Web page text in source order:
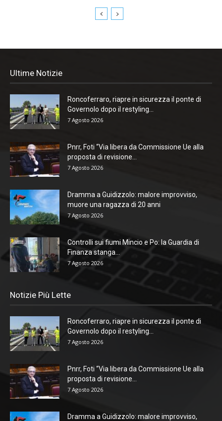
Ultime Notizie
Roncoferraro, riapre in sicurezza il ponte di
Governolo dopo il restyling...
7 Agosto 2026
Pnrr, Foti “Via libera da Commissione Ue alla
proposta di revisione...
7 Agosto 2026
Dramma a Guidizzolo: malore improvviso,
muore una ragazza di 20 anni
7 Agosto 2026
Controlli sui fiumi Mincio e Po: la Guardia di
Finanza stanga...
7 Agosto 2026
Notizie Più Lette
Roncoferraro, riapre in sicurezza il ponte di
Governolo dopo il restyling...
7 Agosto 2026
Pnrr, Foti “Via libera da Commissione Ue alla
proposta di revisione...
7 Agosto 2026
Dramma a Guidizzolo: malore improvviso,